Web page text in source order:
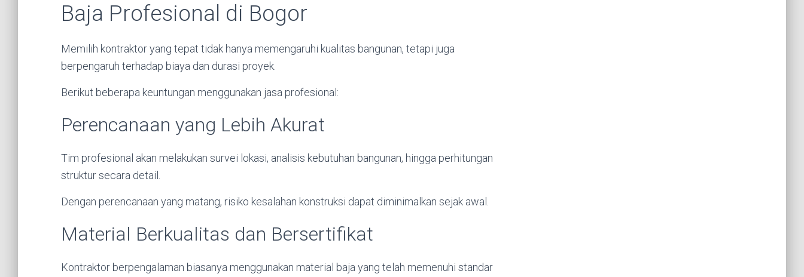
Baja Profesional di Bogor
Memilih kontraktor yang tepat tidak hanya memengaruhi kualitas bangunan, tetapi juga
berpengaruh terhadap biaya dan durasi proyek.
Berikut beberapa keuntungan menggunakan jasa profesional:
Perencanaan yang Lebih Akurat
Tim profesional akan melakukan survei lokasi, analisis kebutuhan bangunan, hingga perhitungan
struktur secara detail.
Dengan perencanaan yang matang, risiko kesalahan konstruksi dapat diminimalkan sejak awal.
Material Berkualitas dan Bersertifikat
Kontraktor berpengalaman biasanya menggunakan material baja yang telah memenuhi standar